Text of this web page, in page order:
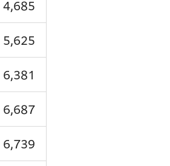
4,685
5,625
6,381
6,687
6,739